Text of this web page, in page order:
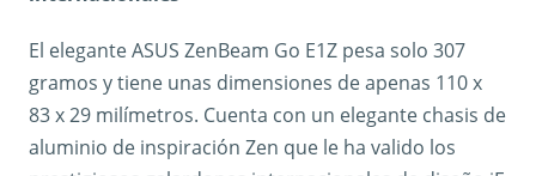
El elegante ASUS ZenBeam Go E1Z pesa solo 307
gramos y tiene unas dimensiones de apenas 110 x
83 x 29 milímetros. Cuenta con un elegante chasis de
aluminio de inspiración Zen que le ha valido los